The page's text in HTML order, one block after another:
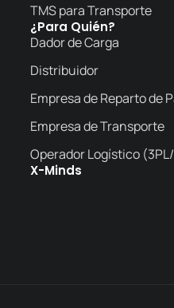
TMS para Transporte
¿Para Quién?
Dador de Carga
Distribuidor
Empresa de Reparto de
Empresa de Transporte
Operador Logístico
X-Minds